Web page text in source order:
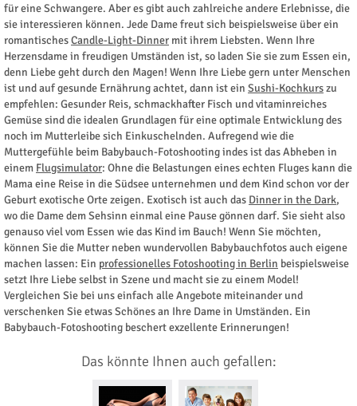
für eine Schwangere. Aber es gibt auch zahlreiche andere Erlebnisse, die
sie interessieren können. Jede Dame freut sich beispielsweise über ein
romantischesCandle-Light-Dinner mit ihrem Liebsten. Wenn Ihre
Herzensdame in freudigen Umständen ist, so laden Sie sie zum Essen ein,
denn Liebe geht durch den Magen! Wenn Ihre Liebe gern unter Menschen
ist und auf gesunde Ernährung achtet, dann ist ein Sushi-Kochkurszu
empfehlen: Gesunder Reis, schmackhafter Fisch und vitaminreiches
Gemüse sind die idealen Grundlagen für eine optimale Entwicklung des
noch im Mutterleibe sich Einkuschelnden. Aufregend wie die
Muttergefühle beim Babybauch-Fotoshooting indes ist das Abheben in
einem Flugsimulator: Ohne die Belastungen eines echten Fluges kann die
Mama eine Reise in die Südsee unternehmen und dem Kind schon vor der
Geburt exotische Orte zeigen. Exotisch ist auch das Dinner in the Dark,
wo die Dame dem Sehsinn einmal eine Pause gönnen darf. Sie sieht also
genauso viel vom Essen wie das Kind im Bauch! Wenn Sie möchten,
können Sie die Mutter neben wundervollen Babybauchfotos auch eigene
machen lassen: Ein professionelles Fotoshooting in Berlin beispielsweise
setzt Ihre Liebe selbst in Szene und macht sie zu einem Model!
Vergleichen Sie bei uns einfach alle Angebote miteinander und
verschenken Sie etwas Schönes an Ihre Dame in Umständen. Ein
Babybauch-Fotoshooting beschert exzellente Erinnerungen!
Das könnte Ihnen auch gefallen: